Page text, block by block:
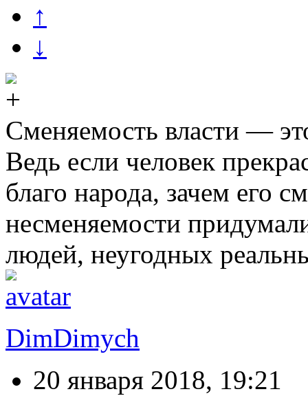
↑
↓
Сменяемость власти —
Ведь если человек
благо народа, зачем его
несменяемости
людей, неугодных
DimDimych
20 января 2018, 19:21